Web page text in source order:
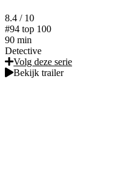
8.4 / 10
#94 top 100
90 min
Detective
Volg deze serie
Bekijk trailer